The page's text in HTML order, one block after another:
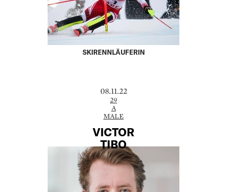
SKIRENNLÄUFERIN
08.11.22
29
A
MALE
VICTOR
TIBO